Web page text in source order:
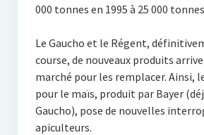
000 tonnes en 1995 à 25 000
Le Gaucho et le Régent,
course, de nouveaux produits
marché pour les remplacer. Ainsi,
pour le maïs, produit par Bayer
Gaucho), pose de nouvelles
apiculteurs.